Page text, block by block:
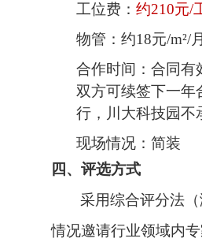
工位费： 约210元/
物管：约18元/m²/月
合作时间：合同有
双方可续签下一年
行，川大科技园不
现场情况：简装
四、评选方式
采用综合评分法
情况邀请行业领域内